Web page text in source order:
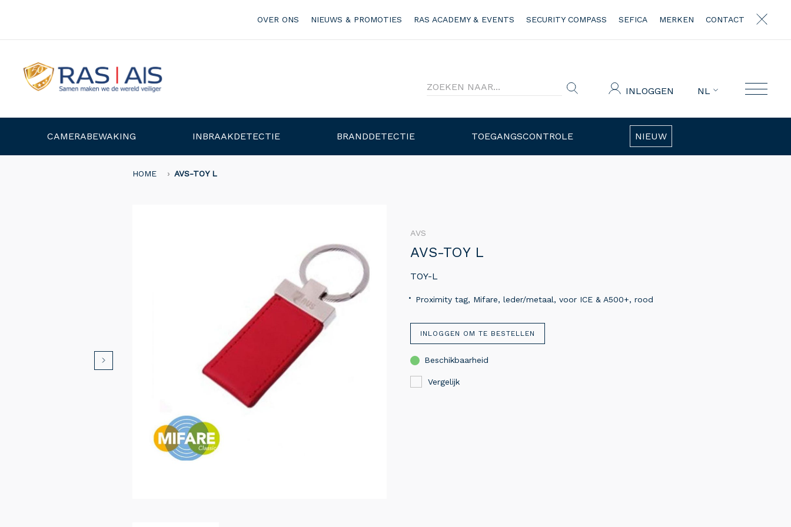
OVER ONS NIEUWS & PROMOTIES RAS ACADEMY & EVENTS SECURITY COMPASS SEFICA MERKEN CONTACT
INLOGGEN NL
CAMERABEWAKING INBRAAKDETECTIE BRANDDETECTIE TOEGANGSCONTROLE NIEUW
HOME AVS-TOY L
AVS
AVS-TOY L
TOY-L
Proximity tag, Mifare, leder/metaal, voor ICE & A500+, rood
INLOGGEN OM TE BESTELLEN
Beschikbaarheid
Vergelijk